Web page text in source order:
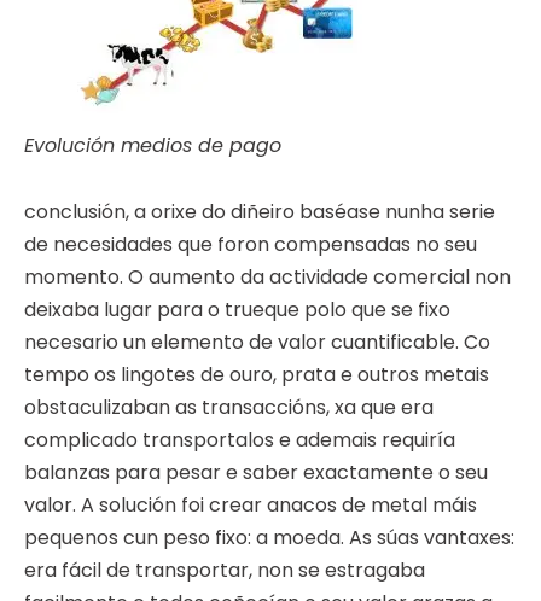
Evolución medios de pago
conclusión, a orixe do diñeiro baséase nunha serie
de necesidades que foron compensadas no seu
momento. O aumento da actividade comercial non
deixaba lugar para o trueque polo que se fixo
necesario un elemento de valor cuantificable. Co
tempo os lingotes de ouro, prata e outros metais
obstaculizaban as transaccións, xa que era
complicado transportalos e ademais requiría
balanzas para pesar e saber exactamente o seu
valor. A solución foi crear anacos de metal máis
pequenos cun peso fixo: a moeda. As súas vantaxes:
era fácil de transportar, non se estragaba